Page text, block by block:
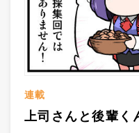
連載
上司さんと後輩く